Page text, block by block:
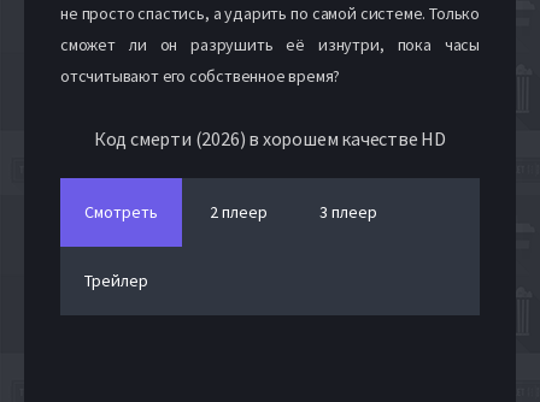
не просто спастись, а ударить по самой системе. Только
сможет ли он разрушить её изнутри, пока часы
отсчитывают его собственное время?
Код смерти (2026) в хорошем качестве HD
Смотреть 2 плеер 3 плеер
Трейлер